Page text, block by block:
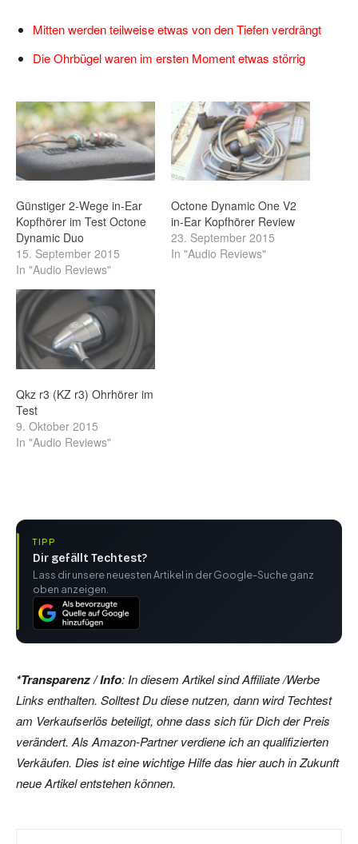
Mitten werden teilweise etwas von den Tiefen verdrängt
Die Ohrbügel waren im ersten Moment etwas störrig
Günstiger 2-Wege in-Ear
Kopfhörer im Test Octone
Dynamic Duo
15. September 2015
In "Audio Reviews"
Octone Dynamic One V2
in-Ear Kopfhörer Review
23. September 2015
In "Audio Reviews"
Qkz r3 (KZ r3) Ohrhörer im
Test
9. Oktober 2015
In "Audio Reviews"
TIPP
Dir gefällt Techtest?
Lass dir unsere neuesten Artikel in der Google-Suche ganz
oben anzeigen.
*Transparenz / Info: In diesem Artikel sind Affiliate /Werbe
Links enthalten. Solltest Du diese nutzen, dann wird Techtest
am Verkaufserlös beteiligt, ohne dass sich für Dich der Preis
verändert. Als Amazon-Partner verdiene ich an qualifizierten
Verkäufen. Dies ist eine wichtige Hilfe das hier auch in Zukunft
neue Artikel entstehen können.